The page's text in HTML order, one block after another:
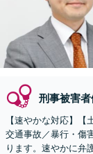
刑事被害者
【速やかな対応】
交通事故／暴行・傷
ります。速やかに弁